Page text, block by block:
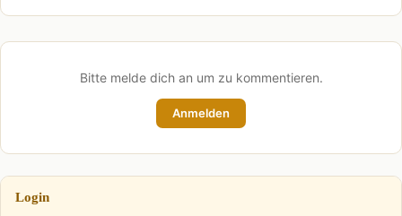
Bitte melde dich an um zu kommentieren.
Anmelden
Login